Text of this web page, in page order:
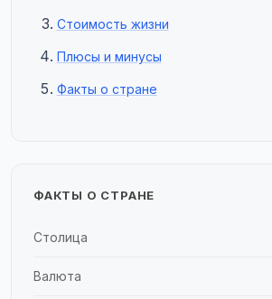
Стоимость жизни
Плюсы и минусы
Факты о стране
ФАКТЫ О СТРАНЕ
Столица
Валюта